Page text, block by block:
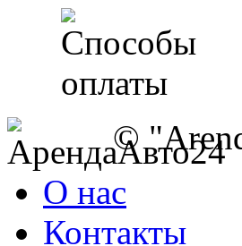
©
О нас
Контакты